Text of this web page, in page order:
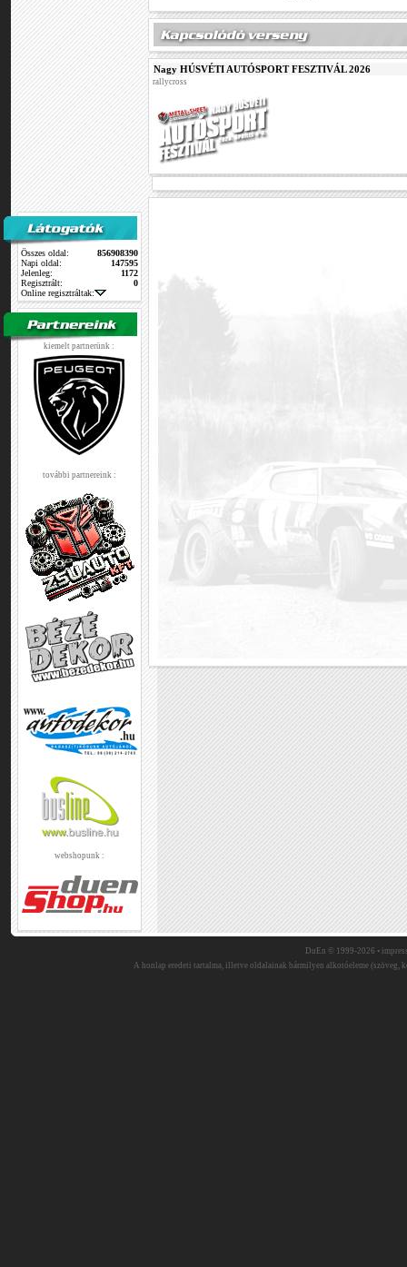
Összes oldal:
856908390
Napi oldal:
147595
Jelenleg:
1172
Regisztrált:
0
Online regisztráltak:
kiemelt partnerünk :
további partnereink :
webshopunk :
Nagy HÚSVÉTI AUTÓSPORT FESZTIVÁL 2026
rallycross
DuEn © 1999-2026 •
A honlap eredeti tartalma, illetve oldalainak bármilyen alkotóeleme (szöveg,